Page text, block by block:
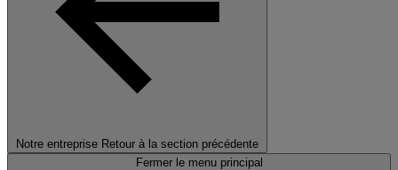
Notre entreprise Retour à la section précédente
Fermer le menu principal